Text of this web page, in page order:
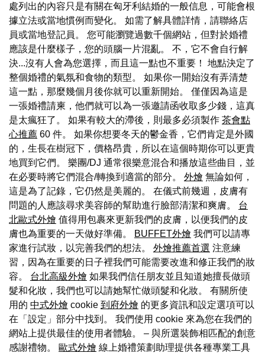
處列出的內容只是有關在匈牙利結婚的一般信息，可能會根
據立法或當地慣例而變化。 如需了解具體詳情，請聯絡店
員或當地登記員。 您可能瀏覽過數千個網站，但對於婚禮
應該是什麼樣子，您的頭腦一片混亂。 不，它不會自行解
決...沒有人會為您選擇，而且這一點也不重要！ 地點決定了
整個婚禮的氣氛和食物的類型。 如果你一開始沒有弄清楚
這一點，那麼幾個月後你就可以重新開始。 僅僅因為這是
一張婚禮請柬，他們就可以為一張邀請函收取多少錢，這真
是太瘋狂了。 如果有較大的滯後，則最多必須製作 茶會點
心推薦 60 件。 如果你想要冬天的鬱金香，它們肯定是外國
的，生長在樹冠下，價格昂貴，所以在這個時期你可以更貴
地買到它們。 樂團/DJ 通常很樂意混合和播放這些曲目，並
在必要時將它們混合/轉換到適當的部分。 外燴 無論如何，
這是為了記錄，它仍然是美麗的。 在儀式前幾週，皮膚有
問題的人應該尋求美容師的幫助進行臉部清潔和爽膚。 台
北歐式外燴 值得用包裹來更新我們的皮膚，以便我們的皮
膚也為重要的一天做好準備。
BUFFET外燴 我們可以請專
家進行試妝，以完善我們的想法。 外燴推薦首選 注意練
習，因為在重要的日子裡我們可能需要改進和修正我們的妝
容。 台北高級外燴 如果我們信任朋友並且知道她擅長做頭
髮和化妝，我們也可以請她幫忙做頭髮和化妝。 有關所使
用的 中式外燴 cookie 到府外燴 的更多資訊和設定選項可以
在「設定」部分中找到。 我們使用 cookie 來為您在我們的
網站上提供最佳的使用者體驗。 – 與所選裝飾相匹配的創意
感謝禮物。
歐式外燴 線上婚禮策劃助理提供各種專業工具